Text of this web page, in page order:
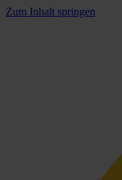
Zum Inhalt springen